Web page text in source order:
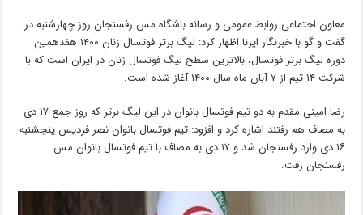
معاون اجتماعی روابط عمومی و رسانه باشگاه مس رفسنجان روز چهارشنبه در
گفت و گو با خبرنگار ایرنا اظهار کرد: لیگ برتر فوتسال زنان ۱۴۰۰ هفدهمین
دوره لیگ برتر فوتسال، بالاترین سطح لیگ فوتسال زنان در ایران است که با
شرکت ۱۴ تیم از ۷ آبان ‌ماه سال ۱۴۰۰ آغاز شده است.
رضا امینی مقدم به دو تیم فوتسال بانوان در این لیگ برتر که روز جمع ۱۷ دی
به مصاف هم رفتند اشاره کرد و افزود: تیم فوتسال بانوان نصر فردیس پنجشنبه
۱۶ دی وارد رفسنجان شد و ۱۷ دی به مصاف با تیم فوتسال بانوان مس
رفسنجان رفت.